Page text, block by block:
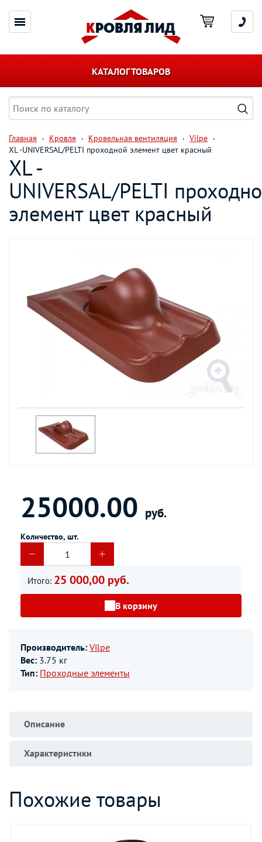
КАТАЛОГ ТОВАРОВ
Главная Кровля Кровельная вентиляция
Vilpe
XL -UNIVERSAL/PELTI проходной элемент цвет красный
XL -
UNIVERSAL/PELTI
элемент цвет красный
25000.00 руб.
Количество, шт.
Итого: 25 000,00 руб.
В корзину
Производитель: Vilpe
Вес: 3.75 кг
Тип: Проходные элементы
Описание
Характеристики
Похожие товары